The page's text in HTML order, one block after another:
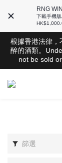
RNG
下載手機
根據香港法律，
醉的酒類。
not be sold
根據香港法律，
醉的酒類。
not be sold
全店滿
SGD800 免
根據香港法律
醉的酒類。
篩選